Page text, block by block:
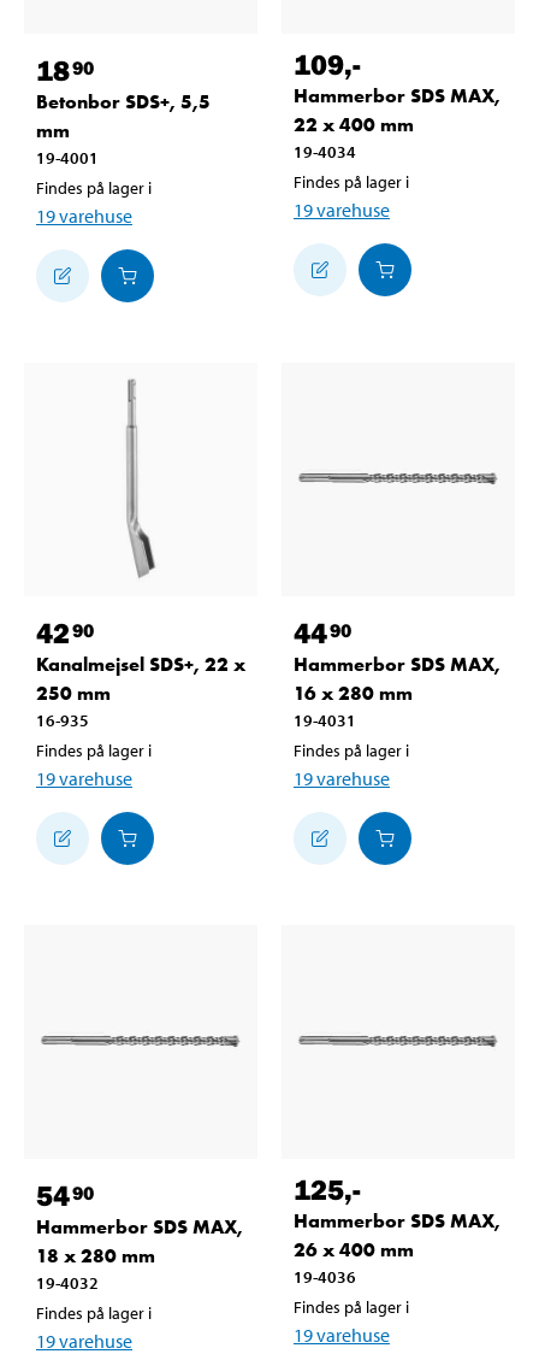
1890
Betonbor SDS+, 5,5
mm
19-4001
Findes på lager i
19varehuse
109,-
Hammerbor SDS MAX,
22 x 400 mm
19-4034
Findes på lager i
19varehuse
4290
Kanalmejsel SDS+, 22 x
250 mm
16-935
Findes på lager i
19varehuse
4490
Hammerbor SDS MAX,
16 x 280 mm
19-4031
Findes på lager i
19varehuse
5490
Hammerbor SDS MAX,
18 x 280 mm
19-4032
Findes på lager i
19varehuse
125,-
Hammerbor SDS MAX,
26 x 400 mm
19-4036
Findes på lager i
19varehuse